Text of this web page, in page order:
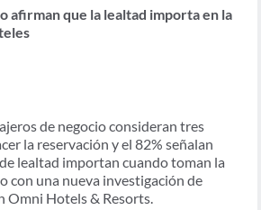
afirman que la lealtad importa en la
de negocio consideran tres
la reservación y el 82% señalan
lealtad importan cuando toman la
con una nueva investigación de
Omni Hotels & Resorts.